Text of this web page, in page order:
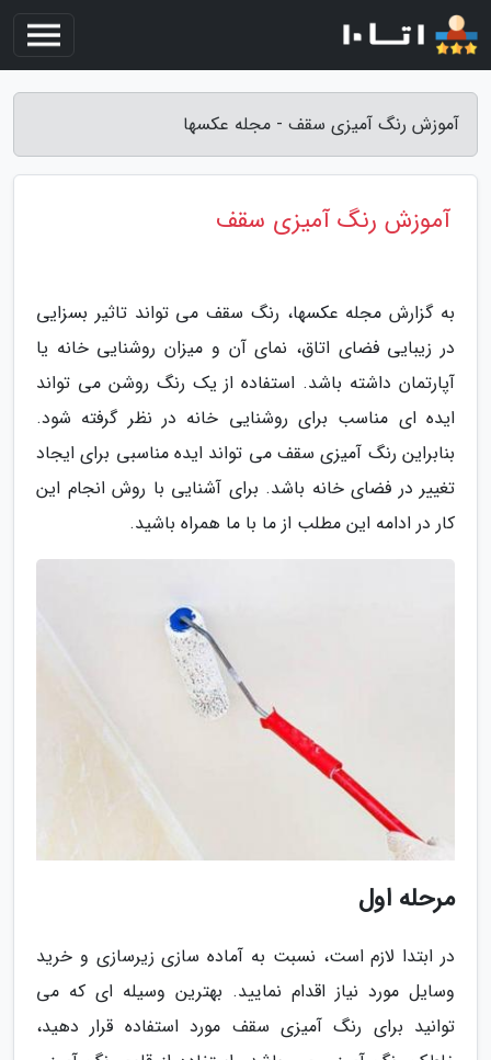
آموزش رنگ آمیزی سقف - مجله عکسها
آموزش رنگ آمیزی سقف
به گزارش مجله عکسها، رنگ سقف می تواند تاثیر بسزایی
در زیبایی فضای اتاق، نمای آن و میزان روشنایی خانه یا
آپارتمان داشته باشد. استفاده از یک رنگ روشن می تواند
ایده ای مناسب برای روشنایی خانه در نظر گرفته شود.
بنابراین رنگ آمیزی سقف می تواند ایده مناسبی برای ایجاد
تغییر در فضای خانه باشد. برای آشنایی با روش انجام این
کار در ادامه این مطلب از ما با ما همراه باشید.
مرحله اول
در ابتدا لازم است، نسبت به آماده سازی زیرسازی و خرید
وسایل مورد نیاز اقدام نمایید. بهترین وسیله ای که می
توانید برای رنگ آمیزی سقف مورد استفاده قرار دهید،